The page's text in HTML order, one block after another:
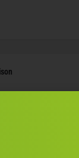
VOTRE
PARTENAIRES
SHIP TO
Bénéficiez